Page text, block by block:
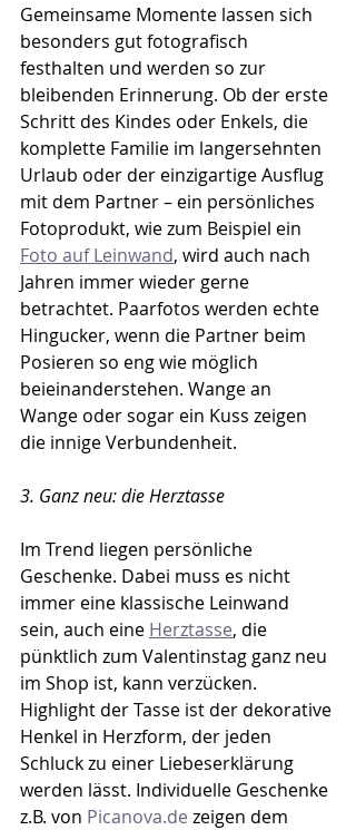
Gemeinsame Momente lassen sich
besonders gut fotografisch
festhalten und werden so zur
bleibenden Erinnerung. Ob der erste
Schritt des Kindes oder Enkels, die
komplette Familie im langersehnten
Urlaub oder der einzigartige Ausflug
mit dem Partner – ein persönliches
Fotoprodukt, wie zum Beispiel ein
Foto auf Leinwand, wird auch nach
Jahren immer wieder gerne
betrachtet. Paarfotos werden echte
Hingucker, wenn die Partner beim
Posieren so eng wie möglich
beieinanderstehen. Wange an
Wange oder sogar ein Kuss zeigen
die innige Verbundenheit.
3. Ganz neu: die Herztasse
Im Trend liegen persönliche
Geschenke. Dabei muss es nicht
immer eine klassische Leinwand
sein, auch eine Herztasse, die
pünktlich zum Valentinstag ganz neu
im Shop ist, kann verzücken.
Highlight der Tasse ist der dekorative
Henkel in Herzform, der jeden
Schluck zu einer Liebeserklärung
werden lässt. Individuelle Geschenke
z.B. von Picanova.de zeigen dem